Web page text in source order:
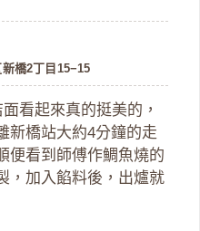
橋2丁目15−15
看起來真的挺美的，
新橋站大約4分鐘的走
便看到師傅作鯛魚燒的
，加入餡料後，出爐就